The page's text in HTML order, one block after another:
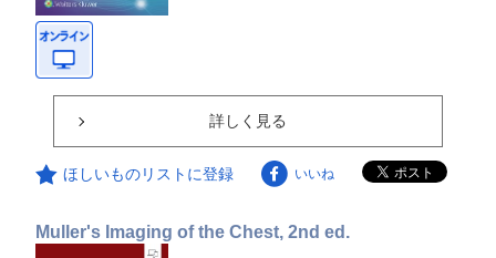
詳しく見る
ほしいものリストに登録 いいね
Muller's Imaging of the Chest, 2nd ed.